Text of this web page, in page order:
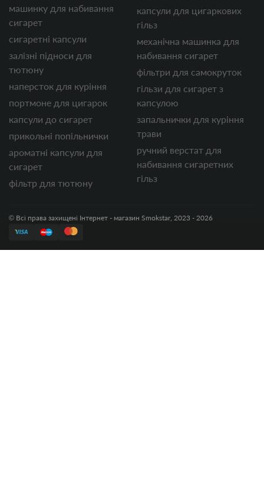
машинку для набивання
сигарет
сигаретні капсули
залізні підноси для
тютюну
наперсток для куріння
портмоне для цигарок
капсули до сигарет
прикольні попільнички
ароматні капсули для
сигарет
фільтр для тютюну
капсули для цигаркових
гільз
механічна машинка для
набивання сигарет
фільтри для самокруток
гільзи для сигарет з
капсулою
запальнички для куріння
трави
ручний верстат для
набивання сигаретних
гільз
© Всі права захищені Інтернет - магазин Smokstar, 2023 - 2026